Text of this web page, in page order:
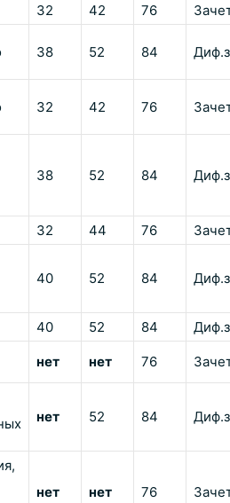
32 42 76
38 52 84
32 42 76
38 52 84
32 44 76
40 52 84
40 52 84
нет нет 76
нет 52 84
нет нет 76